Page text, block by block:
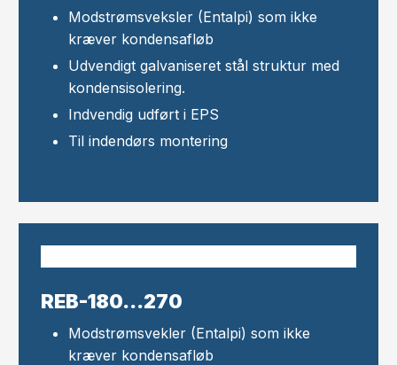
Modstrømsveksler​ (Entalpi) som ikke
kræver kondensafløb
Udvendigt galvaniseret stål struktur med
kondensisolering.
Indvendig udført i EPS
Til indendørs montering
REB-180...270
Modstrømsvekler (Entalpi) som ikke
kræver kondensafløb